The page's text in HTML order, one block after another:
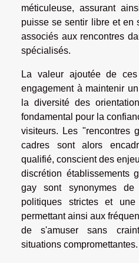
méticuleuse, assurant
puisse se sentir libre et en
associés aux rencontres
spécialisés.
La valeur ajoutée de
engagement à maintenir
la diversité des
fondamental pour la
visiteurs. Les "rencontres
cadres sont alors
qualifié, conscient des
discrétion établissements
gay sont synonymes
politiques strictes et une
permettant ainsi aux
de s'amuser sans
situations compromettantes.